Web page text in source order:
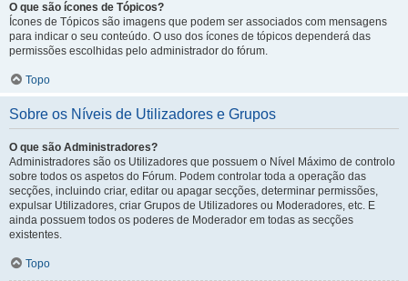
O que são ícones de Tópicos?
Ícones de Tópicos são imagens que podem ser associados com mensagens
para indicar o seu conteúdo. O uso dos ícones de tópicos dependerá das
permissões escolhidas pelo administrador do fórum.
Topo
Sobre os Níveis de Utilizadores e Grupos
O que são Administradores?
Administradores são os Utilizadores que possuem o Nível Máximo de controlo
sobre todos os aspetos do Fórum. Podem controlar toda a operação das
secções, incluindo criar, editar ou apagar secções, determinar permissões,
expulsar Utilizadores, criar Grupos de Utilizadores ou Moderadores, etc. E
ainda possuem todos os poderes de Moderador em todas as secções
existentes.
Topo